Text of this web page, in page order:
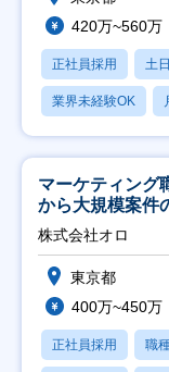
420万~560万
正社員採用 土
業界未経験OK
マーケティング
から大規模案件
修充実】
株式会社オロ
東京都
400万~450万
正社員採用 職